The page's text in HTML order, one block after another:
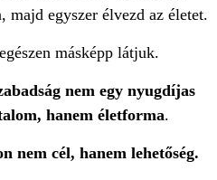
majd egyszer élvezd az életet.
másképp látjuk.
nem egy nyugdíjas
hanem életforma.
nem cél, hanem lehetőség.